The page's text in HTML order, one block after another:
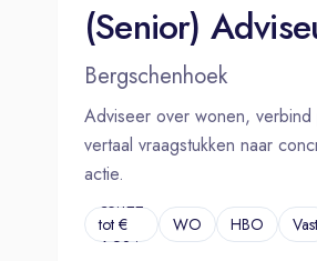
Bergschenhoek
Adviseer over wonen, verbind
vertaal vraagstukken naar
actie.
€5.122
tot €
6.924
WO HBO Vast